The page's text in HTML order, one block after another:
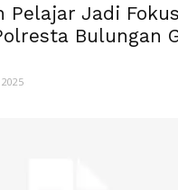
Pelajar Jadi
Bulungan